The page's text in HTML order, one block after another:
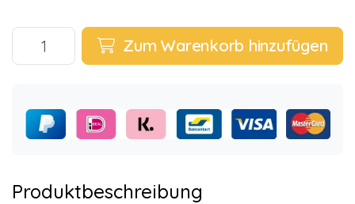
Zum Warenkorb hinzufügen
Produktbeschreibung